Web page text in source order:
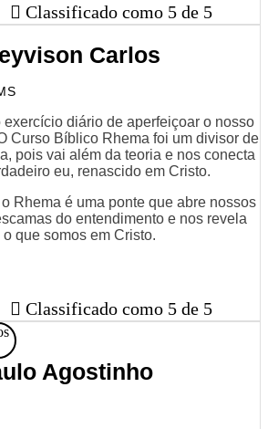
 Classificado como 5 de 5
Carlos
exercício diário de aperfeiçoar o nosso
Curso Bíblico Rhema foi um divisor de
pois vai além da teoria e nos conecta
eu, renascido em Cristo.
Rhema é uma ponte que abre nossos
do entendimento e nos revela
o que somos em Cristo.
 Classificado como 5 de 5
Agostinho